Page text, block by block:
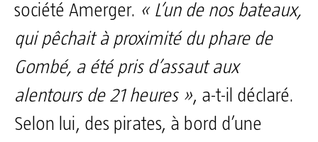
société Amerger. « L’un de nos bateaux,
qui pêchait à proximité du phare de
Gombé, a été pris d’assaut aux
alentours de 21 heures », a-t-il déclaré.
Selon lui, des pirates, à bord d’une